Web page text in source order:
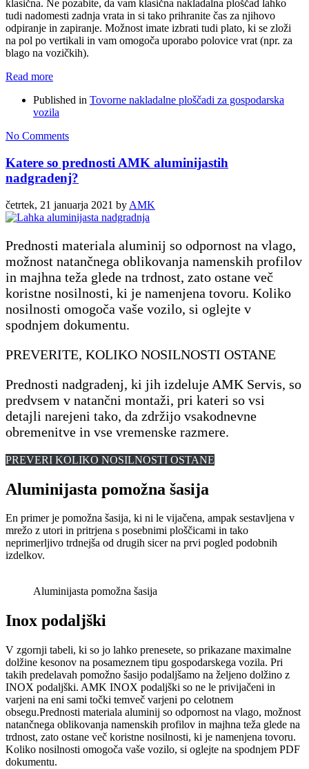
klasična. Ne pozabite, da vam klasična nakladalna ploščad lahko
tudi nadomesti zadnja vrata in si tako prihranite čas za njihovo
odpiranje in zapiranje. Možnost imate izbrati tudi plato, ki se zloži
na pol po vertikali in vam omogoča uporabo polovice vrat (npr. za
blago na vozičkih).
Read more
Published in Tovorne nakladalne ploščadi za gospodarska
vozila
No Comments
Katere so prednosti AMK aluminijastih
nadgradenj?
četrtek, 21 januarja 2021 by AMK
Prednosti materiala aluminij so odpornost na vlago,
možnost natančnega oblikovanja namenskih profilov
in majhna teža glede na trdnost, zato ostane več
koristne nosilnosti, ki je namenjena tovoru. Koliko
nosilnosti omogoča vaše vozilo, si oglejte v
spodnjem dokumentu.
PREVERITE, KOLIKO NOSILNOSTI OSTANE
Prednosti nadgradenj, ki jih izdeluje AMK Servis, so
predvsem v natančni montaži, pri kateri so vsi
detajli narejeni tako, da zdržijo vsakodnevne
obremenitve in vse vremenske razmere.
PREVERI KOLIKO NOSILNOSTI OSTANE
Aluminijasta pomožna šasija
En primer je pomožna šasija, ki ni le vijačena, ampak sestavljena v
mrežo z utori in pritrjena s posebnimi ploščicami in tako
neprimerljivo trdnejša od drugih sicer na prvi pogled podobnih
izdelkov.
Aluminijasta pomožna šasija
Inox podaljški
V zgornji tabeli, ki so jo lahko prenesete, so prikazane maximalne
dolžine kesonov na posameznem tipu gospodarskega vozila. Pri
takih predelavah pomožno šasijo podaljšamo na željeno dolžino z
INOX podaljški. AMK INOX podaljški so ne le privijačeni in
varjeni na eni sami točki temveč varjeni po celotnem
obsegu.Prednosti materiala aluminij so odpornost na vlago, možnost
natančnega oblikovanja namenskih profilov in majhna teža glede na
trdnost, zato ostane več koristne nosilnosti, ki je namenjena tovoru.
Koliko nosilnosti omogoča vaše vozilo, si oglejte na spodnjem PDF
dokumentu.